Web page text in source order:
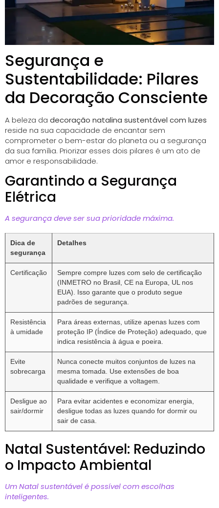
Segurança e
Sustentabilidade: Pilares
da Decoração Consciente
A beleza da decoração natalina sustentável com luzes
reside na sua capacidade de encantar sem
comprometer o bem-estar do planeta ou a segurança
da sua família. Priorizar esses dois pilares é um ato de
amor e responsabilidade.
Garantindo a Segurança
Elétrica
A segurança deve ser sua prioridade máxima.
Dica de
segurança
Detalhes
Certificação
Sempre compre luzes com selo de certificação
(INMETRO no Brasil, CE na Europa, UL nos
EUA). Isso garante que o produto segue
padrões de segurança.
Resistência
à umidade
Para áreas externas, utilize apenas luzes com
proteção IP (Índice de Proteção) adequado, que
indica resistência à água e poeira.
Evite
sobrecarga
Nunca conecte muitos conjuntos de luzes na
mesma tomada. Use extensões de boa
qualidade e verifique a voltagem.
Desligue ao
sair/dormir
Para evitar acidentes e economizar energia,
desligue todas as luzes quando for dormir ou
sair de casa.
Natal Sustentável: Reduzindo
o Impacto Ambiental
Um Natal sustentável é possível com escolhas
inteligentes.